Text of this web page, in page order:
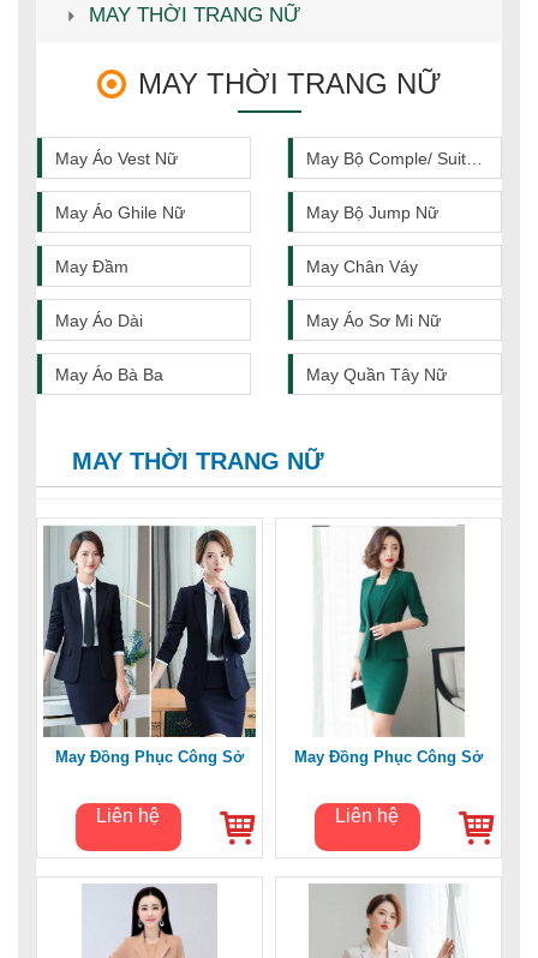
MAY THỜI TRANG NỮ
MAY THỜI TRANG NỮ
May Áo Vest Nữ May Bộ Comple/ Suit Nữ
May Áo Ghile Nữ May Bộ Jump Nữ
May Đầm May Chân Váy
May Áo Dài May Áo Sơ Mi Nữ
May Áo Bà Ba May Quần Tây Nữ
MAY THỜI TRANG NỮ
May Đồng Phục Công Sở
Liên hệ
May Đồng Phục Công Sở
Liên hệ